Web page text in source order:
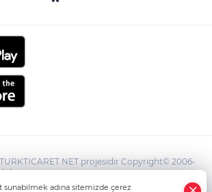
projesidir Copyright© 2006-
sunabilmek adına sitemizde çerez